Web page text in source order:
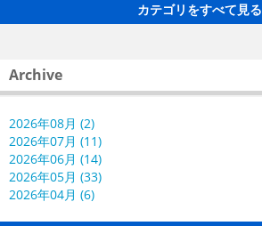
カテゴリをすべて見る
Archive
2026年08月 (2)
2026年07月 (11)
2026年06月 (14)
2026年05月 (33)
2026年04月 (6)